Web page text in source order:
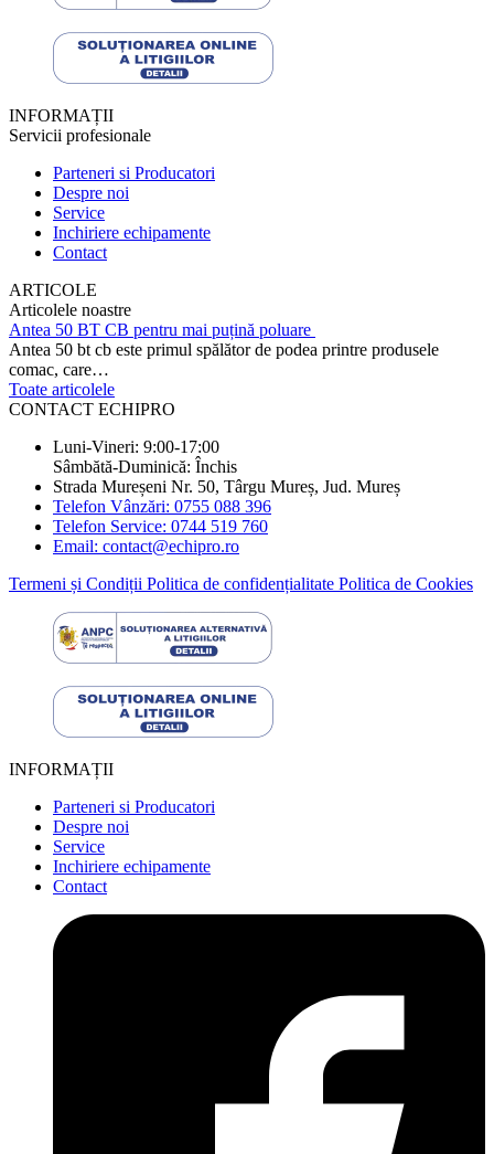
INFORMAȚII
Servicii profesionale
Parteneri si Producatori
Despre noi
Service
Inchiriere echipamente
Contact
ARTICOLE
Articolele noastre
Antea 50 BT CB pentru mai puțină poluare
Antea 50 bt cb este primul spălător de podea printre produsele
comac, care…
Toate articolele
CONTACT ECHIPRO
Luni-Vineri: 9:00-17:00
Sâmbătă-Duminică: Închis
Strada Mureșeni Nr. 50, Târgu Mureș, Jud. Mureș
Telefon Vânzări: 0755 088 396
Telefon Service: 0744 519 760
Email: contact@echipro.ro
Termeni și Condiții Politica de confidențialitate Politica de Cookies
INFORMAȚII
Parteneri si Producatori
Despre noi
Service
Inchiriere echipamente
Contact